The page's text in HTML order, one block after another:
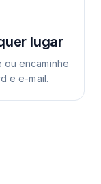
lugar
ou encaminhe
e e-mail.